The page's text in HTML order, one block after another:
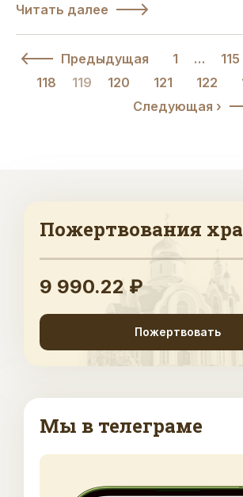
Читать далее
Предыдущая 1 … 115
118
119 120 121 122
Следующая ›
Пожертвования
9 990.22 ₽
Пожертвовать
Мы в телеграме